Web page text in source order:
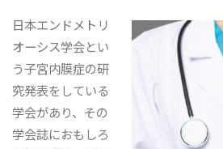
日本エンドメトリ
オーシス学会とい
う子宮内膜症の研
究発表をしている
学会があり、その
学会誌におもしろ